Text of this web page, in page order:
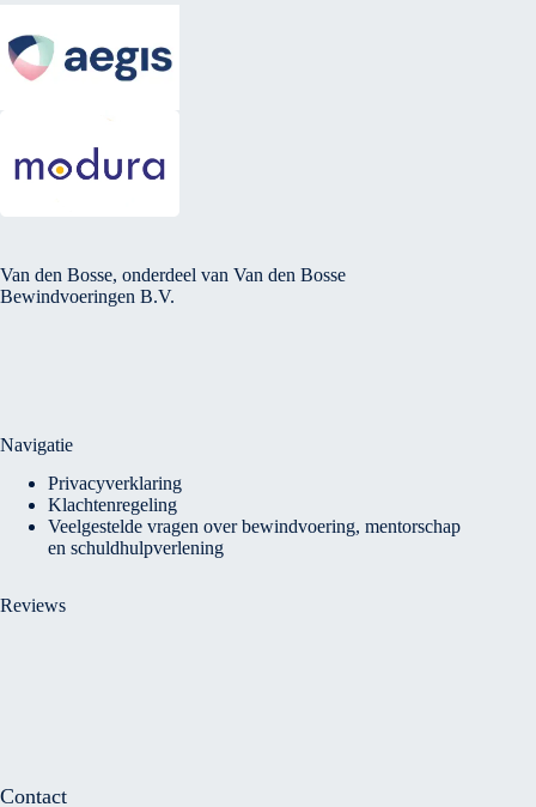
Van den Bosse, onderdeel van Van den Bosse
Bewindvoeringen B.V.
Navigatie
Privacyverklaring
Klachtenregeling
Veelgestelde vragen over bewindvoering, mentorschap
en schuldhulpverlening
Reviews
Contact